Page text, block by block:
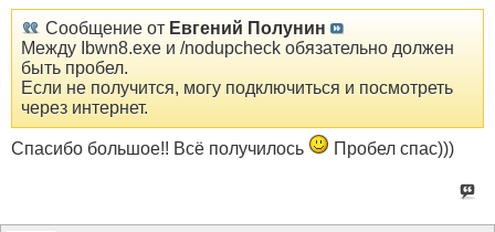
Сообщение от Евгений Полунин
Между Ibwn8.exe и /nodupcheck обязательно должен
быть пробел.
Если не получится, могу подключиться и посмотреть
через интернет.
Спасибо большое!! Всё получилось Пробел спас)))